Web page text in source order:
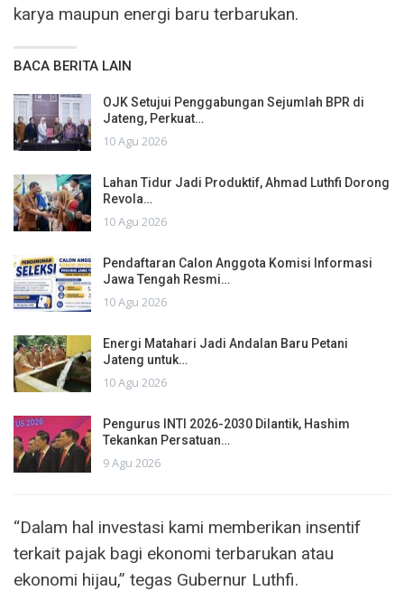
karya maupun energi baru terbarukan.
BACA BERITA LAIN
OJK Setujui Penggabungan Sejumlah BPR di
Jateng, Perkuat…
10 Agu 2026
Lahan Tidur Jadi Produktif, Ahmad Luthfi Dorong
Revola…
10 Agu 2026
Pendaftaran Calon Anggota Komisi Informasi
Jawa Tengah Resmi…
10 Agu 2026
Energi Matahari Jadi Andalan Baru Petani
Jateng untuk…
10 Agu 2026
Pengurus INTI 2026-2030 Dilantik, Hashim
Tekankan Persatuan…
9 Agu 2026
“Dalam hal investasi kami memberikan insentif
terkait pajak bagi ekonomi terbarukan atau
ekonomi hijau,” tegas Gubernur Luthfi.